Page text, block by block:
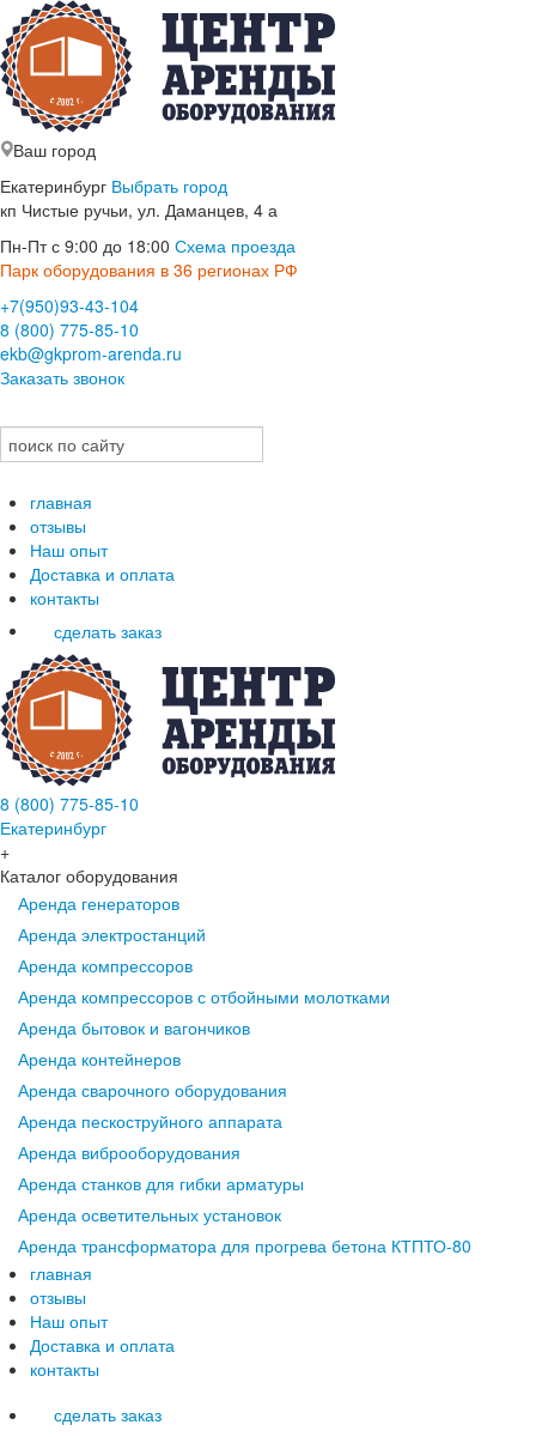
Ваш город
Екатеринбург Выбрать город
кп Чистые ручьи, ул. Даманцев, 4 а
Пн-Пт с 9:00 до 18:00 Схема проезда
Парк оборудования в 36 регионах РФ
+7(950)93-43-104
8 (800) 775-85-10
ekb@gkprom-arenda.ru
Заказать звонок
главная
отзывы
Наш опыт
Доставка и оплата
контакты
сделать заказ
8 (800) 775-85-10
Екатеринбург
+
Каталог оборудования
Аренда генераторов
Аренда электростанций
Аренда компрессоров
Аренда компрессоров с отбойными молотками
Аренда бытовок и вагончиков
Аренда контейнеров
Аренда сварочного оборудования
Аренда пескоструйного аппарата
Аренда виброоборудования
Аренда станков для гибки арматуры
Аренда осветительных установок
Аренда трансформатора для прогрева бетона КТПТО-80
главная
отзывы
Наш опыт
Доставка и оплата
контакты
сделать заказ